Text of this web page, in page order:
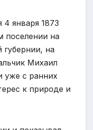
января 1873
поселении на
на
Михаил
уже с ранних
к природе и